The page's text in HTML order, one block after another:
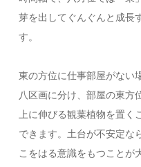
芽を出してぐんぐんと成長
す。
東の方位に仕事部屋がない
八区画に分け、部屋の東方
上に伸びる観葉植物を置く
できます。土台が不安定な
こをはる意識をもつことが